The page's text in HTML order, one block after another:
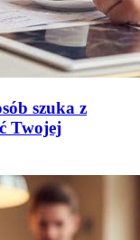
szuka z
Twojej